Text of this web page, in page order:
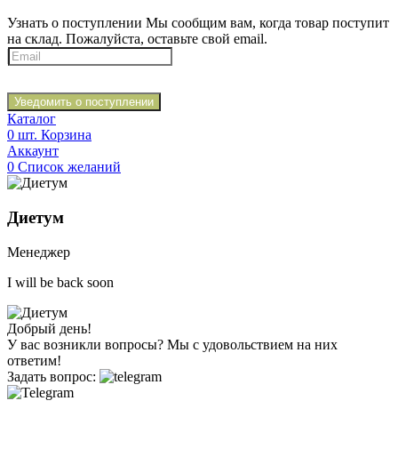
Узнать о поступлении Мы сообщим вам, когда товар поступит
на склад. Пожалуйста, оставьте свой email.
Уведомить о поступлении
Каталог
0 шт. Корзина
Аккаунт
0 Список желаний
Диетум
Менеджер
I will be back soon
Добрый день!
У вас возникли вопросы? Мы с удовольствием на них
ответим!
Задать вопрос: